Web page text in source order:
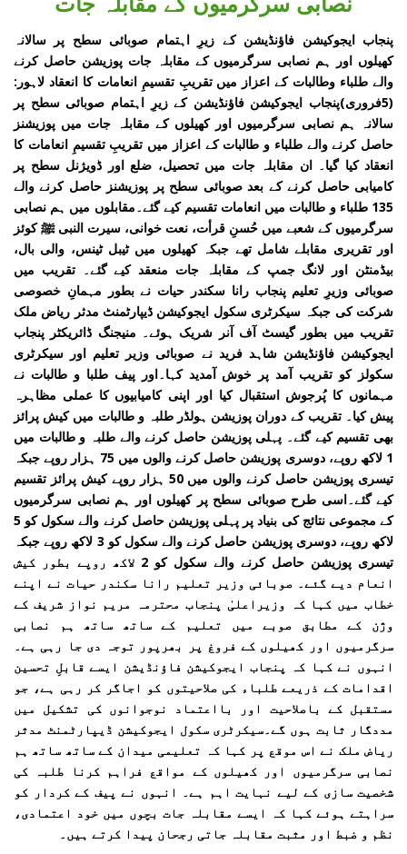
پنجاب ایجوکیشن فاؤنڈیشن کے زیرِ اہتمام صوبائی سطح پر سالانہ
کھیلوں اور ہم نصابی سرگرمیوں کے مقابلہ جات پوزیشن حاصل کرنے
والے طلباء وطالبات کے اعزاز میں تقریبِ تقسیمِ انعامات کا انعقاد لاہور:
(5فروری)پنجاب ایجوکیشن فاؤنڈیشن کے زیرِ اہتمام صوبائی سطح پر
سالانہ ہم نصابی سرگرمیوں اور کھیلوں کے مقابلہ جات میں پوزیشنز
حاصل کرنے والے طلباء و طالبات کے اعزاز میں تقریبِ تقسیمِ انعامات کا
انعقاد کیا گیا۔ ان مقابلہ جات میں تحصیل، ضلع اور ڈویژنل سطح پر
کامیابی حاصل کرنے کے بعد صوبائی سطح پر پوزیشنز حاصل کرنے والے
135 طلباء و طالبات میں انعامات تقسیم کیے گئے۔مقابلوں میں ہم نصابی
سرگرمیوں کے شعبے میں حُسنِ قرأت، نعت خوانی، سیرت النبی ﷺ کوئز
اور تقریری مقابلے شامل تھے جبکہ کھیلوں میں ٹیبل ٹینس، والی بال،
بیڈمنٹن اور لانگ جمپ کے مقابلہ جات منعقد کیے گئے۔ تقریب میں
صوبائی وزیرِ تعلیم پنجاب رانا سکندر حیات نے بطور مہمانِ خصوصی
شرکت کی جبکہ سیکرٹری سکول ایجوکیشن ڈیپارٹمنٹ مدثر ریاض ملک
تقریب میں بطور گیسٹ آف آنر شریک ہوئے۔ منیجنگ ڈائریکٹر پنجاب
ایجوکیشن فاؤنڈیشن شاہد فرید نے صوبائی وزیر تعلیم اور سیکرٹری
سکولز کو تقریب آمد پر خوش آمدید کہا۔اور پیف طلبا و طالبات نے
مہمانوں کا پُرجوش استقبال کیا اور اپنی کامیابیوں کا عملی مظاہرہ
پیش کیا۔ تقریب کے دوران پوزیشن ہولڈر طلبہ و طالبات میں کیش پرائز
بھی تقسیم کیے گئے۔ پہلی پوزیشن حاصل کرنے والے طلبہ و طالبات میں
1 لاکھ روپے، دوسری پوزیشن حاصل کرنے والوں میں 75 ہزار روپے جبکہ
تیسری پوزیشن حاصل کرنے والوں میں 50 ہزار روپے کیش پرائز تقسیم
کیے گئے۔اسی طرح صوبائی سطح پر کھیلوں اور ہم نصابی سرگرمیوں
کے مجموعی نتائج کی بنیاد پر پہلی پوزیشن حاصل کرنے والے سکول کو 5
لاکھ روپے، دوسری پوزیشن حاصل کرنے والے سکول کو 3 لاکھ روپے جبکہ
تیسری پوزیشن حاصل کرنے والے سکول کو 2 لاکھ روپے بطور کیش
انعام دیے گئے۔ صوبائی وزیر تعلیم رانا سکندر حیات نے اپنے
خطاب میں کہا کہ وزیراعلیٰ پنجاب محترمہ مریم نواز شریف کے
وژن کے مطابق صوبے میں تعلیم کے ساتھ ساتھ ہم نصابی
سرگرمیوں اور کھیلوں کے فروغ پر بھرپور توجہ دی جا رہی ہے۔
انہوں نے کہا کہ پنجاب ایجوکیشن فاؤنڈیشن ایسے قابلِ تحسین
اقدامات کے ذریعے طلباء کی صلاحیتوں کو اجاگر کر رہی ہے، جو
مستقبل کے باصلاحیت اور بااعتماد نوجوانوں کی تشکیل میں
مددگار ثابت ہوں گے۔سیکرٹری سکول ایجوکیشن ڈیپارٹمنٹ مدثر
ریاض ملک نے اس موقع پر کہا کہ تعلیمی میدان کے ساتھ ساتھ ہم
نصابی سرگرمیوں اور کھیلوں کے مواقع فراہم کرنا طلبہ کی
شخصیت سازی کے لیے نہایت اہم ہے۔ انہوں نے پیف کے کردار کو
سراہتے ہوئے کہا کہ ایسے مقابلہ جات بچوں میں خود اعتمادی،
نظم و ضبط اور مثبت مقابلہ جاتی رجحان پیدا کرتے ہیں۔